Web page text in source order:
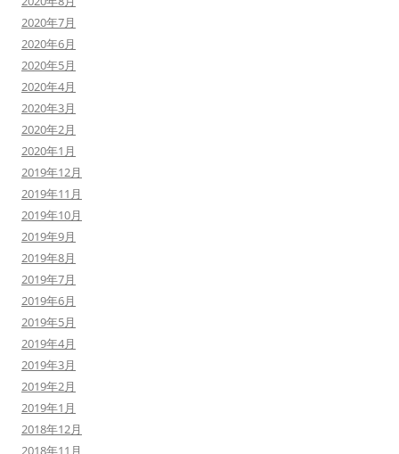
2020年7月
2020年6月
2020年5月
2020年4月
2020年3月
2020年2月
2020年1月
2019年12月
2019年11月
2019年10月
2019年9月
2019年8月
2019年7月
2019年6月
2019年5月
2019年4月
2019年3月
2019年2月
2019年1月
2018年12月